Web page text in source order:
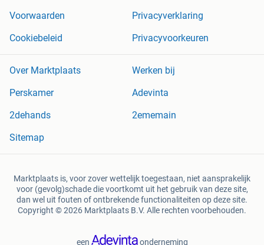
Voorwaarden
Privacyverklaring
Cookiebeleid
Privacyvoorkeuren
Over Marktplaats
Werken bij
Perskamer
Adevinta
2dehands
2ememain
Sitemap
Marktplaats is, voor zover wettelijk toegestaan, niet aansprakelijk
voor (gevolg)schade die voortkomt uit het gebruik van deze site,
dan wel uit fouten of ontbrekende functionaliteiten op deze site.
Copyright © 2026 Marktplaats B.V. Alle rechten voorbehouden.
een onderneming